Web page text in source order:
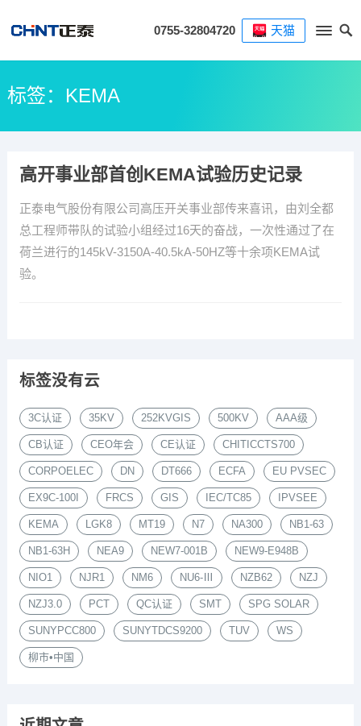
0755-32804720 天猫
标签：KEMA
高开事业部首创KEMA试验历史记录
正泰电气股份有限公司高压开关事业部传来喜讯，由刘全都
总工程师带队的试验小组经过16天的奋战，一次性通过了在
荷兰进行的145kV-3150A-40.5kA-50HZ等十余项KEMA试
验。
标签没有云
3C认证 35KV 252KVGIS 500KV AAA级
CB认证 CEO年会 CE认证 CHITICCTS700
CORPOELEC DN DT666 ECFA EU PVSEC
EX9C-100I FRCS GIS IEC/TC85 IPVSEE
KEMA LGK8 MT19 N7 NA300 NB1-63
NB1-63H NEA9 NEW7-001B NEW9-E948B
NIO1 NJR1 NM6 NU6-Ⅲ NZB62 NZJ
NZJ3.0 PCT QC认证 SMT SPG SOLAR
SUNYPCC800 SUNYTDCS9200 TUV WS
柳市•中国